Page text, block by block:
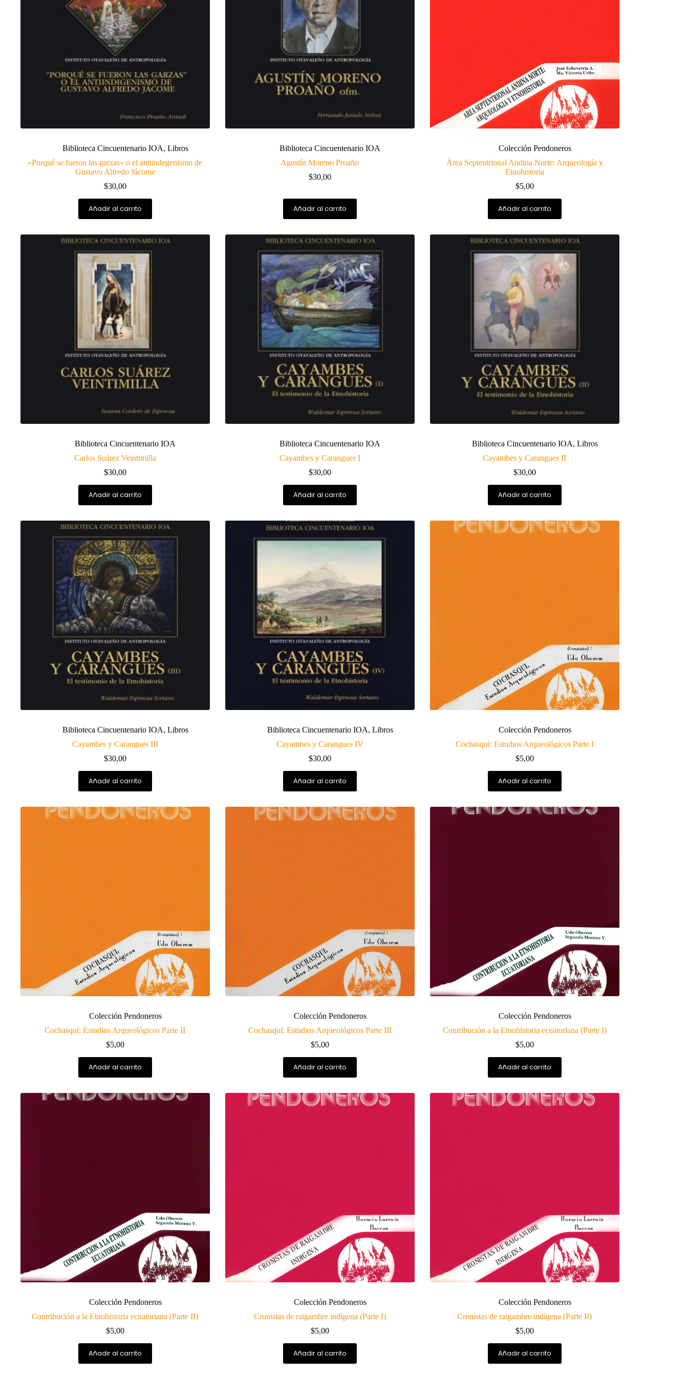
Biblioteca Cincuentenario IOA, Libros
«Porqué se fueron las garzas» o el antiindegenismo de
Gustavo Alfredo Jácome
$30,00
Añadir al carrito
Biblioteca Cincuentenario IOA
Agustín Moreno Proaño
$30,00
Añadir al carrito
Colección Pendoneros
Área Septentrional Andina Norte: Arqueología y
Etnohistoria
$5,00
Añadir al carrito
Biblioteca Cincuentenario IOA
Carlos Suárez Veintimilla
$30,00
Añadir al carrito
Biblioteca Cincuentenario IOA
Cayambes y Carangues I
$30,00
Añadir al carrito
Biblioteca Cincuentenario IOA, Libros
Cayambes y Carangues II
$30,00
Añadir al carrito
Biblioteca Cincuentenario IOA, Libros
Cayambes y Carangues III
$30,00
Añadir al carrito
Biblioteca Cincuentenario IOA, Libros
Cayambes y Carangues IV
$30,00
Añadir al carrito
Colección Pendoneros
Cochasquí: Estudios Arqueológicos Parte I
$5,00
Añadir al carrito
Colección Pendoneros
Cochasquí: Estudios Arqueológicos Parte II
$5,00
Añadir al carrito
Colección Pendoneros
Cochasquí: Estudios Arqueológicos Parte III
$5,00
Añadir al carrito
Colección Pendoneros
Contribución a la Etnohistoria ecuatoriana (Parte I)
$5,00
Añadir al carrito
Colección Pendoneros
Contribución a la Etnohistoria ecuatoriana (Parte II)
$5,00
Añadir al carrito
Colección Pendoneros
Cronistas de raigambre indígena (Parte I)
$5,00
Añadir al carrito
Colección Pendoneros
Cronistas de raigambre indígena (Parte II)
$5,00
Añadir al carrito